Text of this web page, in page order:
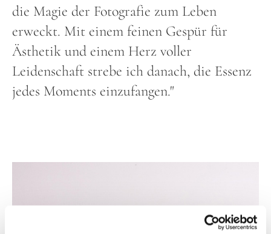
die Magie der Fotografie zum Leben
erweckt. Mit einem feinen Gespür für
Ästhetik und einem Herz voller
Leidenschaft strebe ich danach, die Essenz
jedes Moments einzufangen."